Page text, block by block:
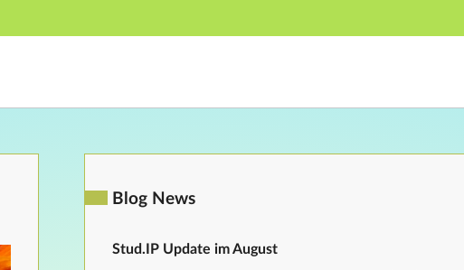
Hauptnavigation
Blog News
Stud.IP Update im August